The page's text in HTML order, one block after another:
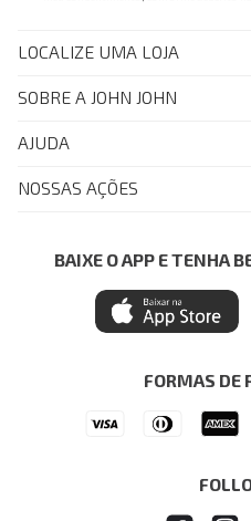
LOCALIZE UMA LOJA
SOBRE A JOHN JOHN
Quem Somos
John John Club
Painel de Privacidade
Central de Preferências
Ética e Sustentabilidade
AJUDA
FAQ
Regulamentos
Seja um Revendedor
NOSSAS AÇÕES
Azul Fidelidade
Mastercard
Itau Personnalite
BAIXE O APP E TENHA
FORMAS DE